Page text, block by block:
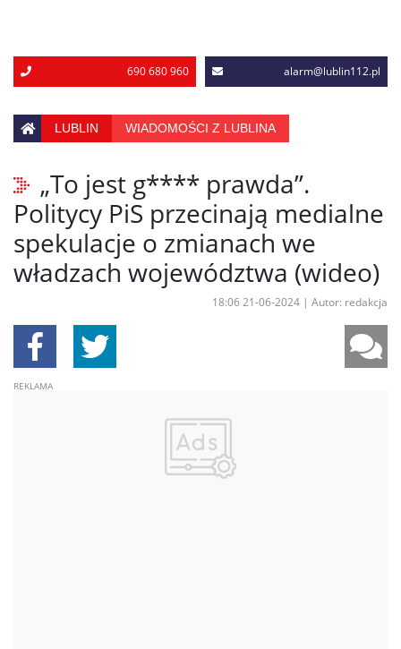
690 680 960 alarm@lublin112.pl
LUBLIN WIADOMOŚCI Z LUBLINA
„To jest g**** prawda”.
Politycy PiS przecinają medialne
spekulacje o zmianach we
władzach województwa (wideo)
18:06 21-06-2024 | Autor: redakcja